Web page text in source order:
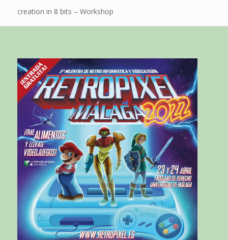
creation in 8 bits – Workshop